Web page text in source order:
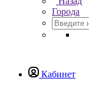
Города
Кабинет